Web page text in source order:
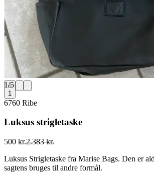
1/5
1
6760 Ribe
Luksus strigletaske
500 kr.2.383 kr.
Luksus Strigletaske fra Marise Bags. Den er
sagtens bruges til andre formål.